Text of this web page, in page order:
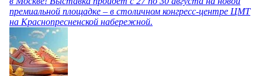
премиальной площадке – в столичном конгресс-центре ЦМТ
на Краснопресненской набережной.